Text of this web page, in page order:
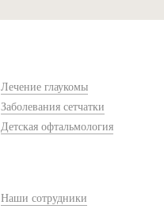
Лечение глаукомы
Заболевания сетчатки
Детская офтальмология
Наши сотрудники